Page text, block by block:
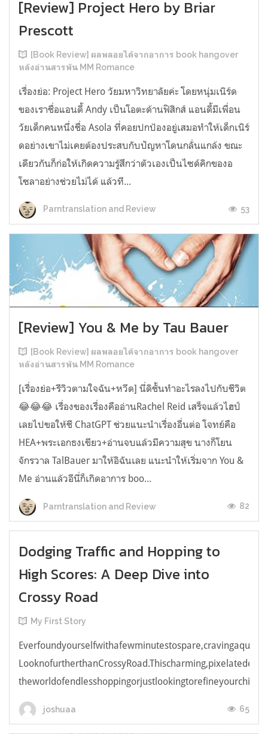
[Review] Project Hero by Briar
Prescott
[Book Review] ผลพลอยได้จากอาการ book hangover
หลังอ่านสารพัน MM Romance
เรื่องย่อ: Project Hero วัยมหาวิทยาลัยค่ะ โดยหนุ่มเนิร์ด
ของเราชื่อแอนดี้ Andy เป็นโอตะด้านฟิสิกส์ แอนดี้มีเพื่อน
วัยเด็กคนหนึ่งชื่อ Asola ที่คอยปกป้องอยู่เสมอทำให้เด็กเนิร์
ดอย่างเขาไม่เคยต้องประสบกับปัญหาโดนกลั่นแกล้ง ขณะ
เดียวกันก็ก่อให้เกิดความรู้สึกว่าตัวเองเป็นไซด์คิกของอ
โซลาอย่างช่วยไม่ได้ แล้วที...
Parntranslation and Review 53
[Review] You & Me by Tau Bauer
[Book Review] ผลพลอยได้จากอาการ book hangover
หลังอ่านสารพัน MM Romance
[เรื่องย่อ+รีวิวตามใจฉัน+หวีด] นี่ดิชั้นทำอะไรลงไปกับชีวิต
😂😂😂 เรื่องของเรื่องคืออ่านRachel Reid เสร็จแล้วไฮป์
เลยไปขอให้ชี ChatGPT ช่วยแนะนำเรื่องอื่นต่อ โจทย์คือ
HEA+พระเอกธงเขียว+อ่านจบแล้วมีความสุข นางก็โยน
จักรวาล TalBauer มาให้อิฉันเลย แนะนำให้เริ่มจาก You &
Me อ่านแล้วอีนี่ก็เกิดอาการ boo...
Parntranslation and Review 82
Dodging Traffic and Hopping to
High Scores: A Deep Dive into
Crossy Road
My First Story
joshuaa 65